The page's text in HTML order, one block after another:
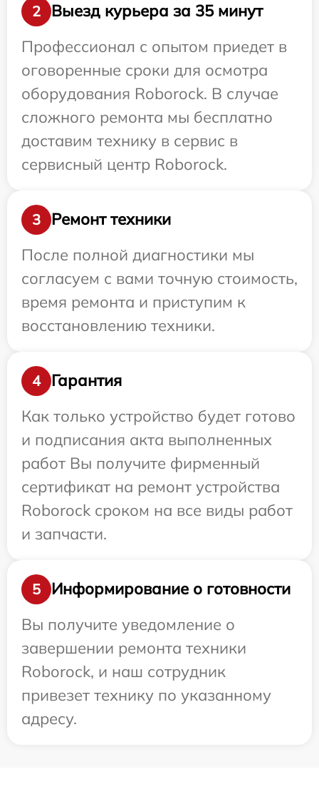
2
Выезд курьера за 35 минут
Профессионал с опытом приедет в
оговоренные сроки для осмотра
оборудования Roborock. В случае
сложного ремонта мы бесплатно
доставим технику в сервис в
сервисный центр Roborock.
3
Ремонт техники
После полной диагностики мы
согласуем с вами точную стоимость,
время ремонта и приступим к
восстановлению техники.
4
Гарантия
Как только устройство будет готово
и подписания акта выполненных
работ Вы получите фирменный
сертификат на ремонт устройства
Roborock сроком на все виды работ
и запчасти.
5
Информирование о готовности
Вы получите уведомление о
завершении ремонта техники
Roborock, и наш сотрудник
привезет технику по указанному
адресу.